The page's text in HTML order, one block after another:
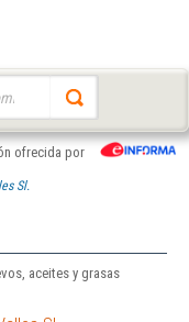
ofrecida por
Sl.
aceites y grasas